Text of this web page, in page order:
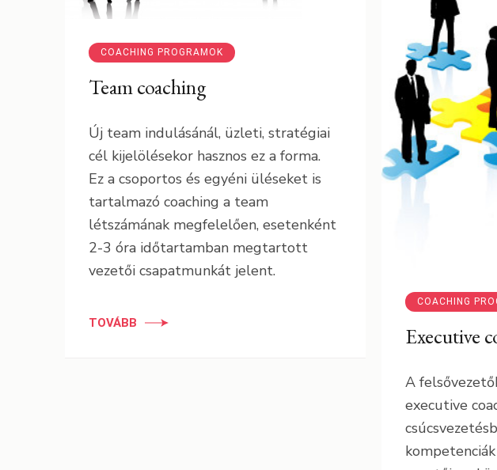
COACHING PROGRAMOK
Team coaching
Új team indulásánál, üzleti, stratégiai
cél kijelölésekor hasznos ez a forma.
Ez a csoportos és egyéni üléseket is
tartalmazó coaching a team
létszámának megfelelően, esetenként
2-3 óra időtartamban megtartott
vezetői csapatmunkát jelent.
TOVÁBB
COACHING
Executive
A
executive